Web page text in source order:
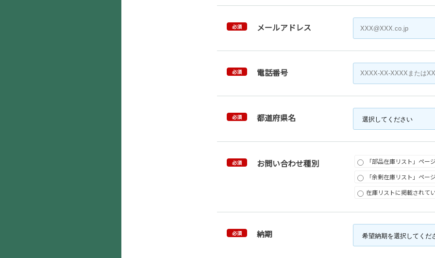
必須 メールアドレス
必須 電話番号
必須 都道府県名
必須 お問い合わせ種別
「部品在庫リスト」ペー
「余剰在庫リスト」ペー
在庫リストに掲載されて
必須 納期